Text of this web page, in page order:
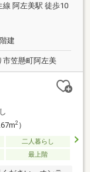
線 阿左美駅 徒歩10
建
市笠懸町阿左美
2）
二人暮らし
最上階